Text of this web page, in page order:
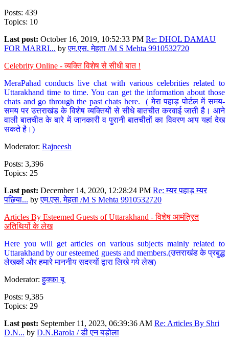
Posts: 439
Topics: 10
Last post: October 16, 2019, 10:52:33 PM Re: DHOL DAMAU
FOR MARRI... byएम.एस. मेहता /M S Mehta 9910532720
Celebrity Online - व्यक्ति विशेष से सीधी बात !
MeraPahad conducts live chat with various celebrities related to
Uttarakhand time to time. You can get the information about those
chats and go through the past chats here. ( मेरा पहाड़ पोर्टल में समय-
समय पर उत्तराखंड के विशेष व्यक्तियों से सीधे बातचीत करवाई जाती है। आने
वाली बातचीत के बारे में जानकारी व पुरानी बातचीतों का विवरण आप यहां देख
सकते है।)
Moderator: Rajneesh
Posts: 3,396
Topics: 25
Last post: December 14, 2020, 12:28:24 PM Re: म्यर पहाड़ म्यर
पछिया... byएम.एस. मेहता /M S Mehta 9910532720
Articles By Esteemed Guests of Uttarakhand - विशेष आमंत्रित
अतिथियों के लेख
Here you will get articles on various subjects mainly related to
Uttarakhand by our esteemed guests and members.(उत्तराखंड के प्रबुद्ध
लेखकों और हमारे माननीय सदस्यों द्वारा लिखे गये लेख)
Moderator:हुक्का बू
Posts: 9,385
Topics: 29
Last post: September 11, 2023, 06:39:36 AM Re: Articles By Shri
D.N... by D.N.Barola / डी एन बड़ोला